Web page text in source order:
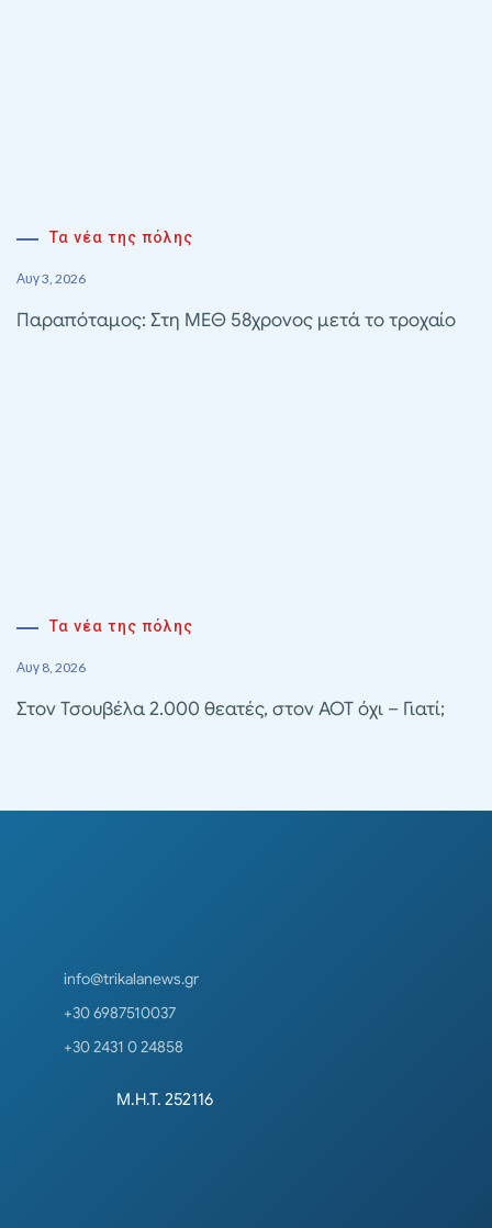
Τα νέα της πόλης
Αυγ 3, 2026
Παραπόταμος: Στη ΜΕΘ 58χρονος μετά το τροχαίο
Τα νέα της πόλης
Αυγ 8, 2026
Στον Τσουβέλα 2.000 θεατές, στον ΑΟΤ όχι – Γιατί;
info@trikalanews.gr
+30 6987510037
+30 2431 0 24858
Μ.Η.Τ. 252116